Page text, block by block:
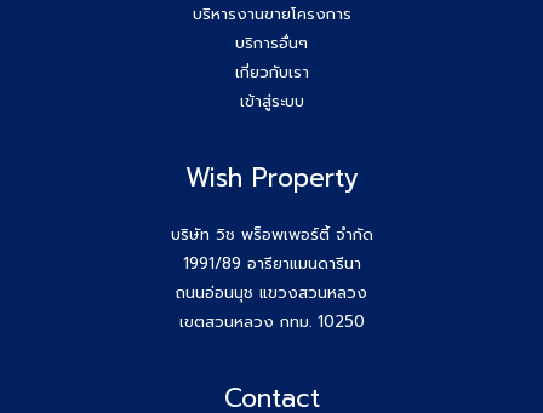
บริหารงานขายโครงการ
บริการอื่นๆ
เกี่ยวกับเรา
เข้าสู่ระบบ
Wish Property
บริษัท วิช พร็อพเพอร์ตี้ จำกัด
1991/89 อารียาแมนดารีนา
ถนนอ่อนนุช แขวงสวนหลวง
เขตสวนหลวง กทม. 10250
Contact